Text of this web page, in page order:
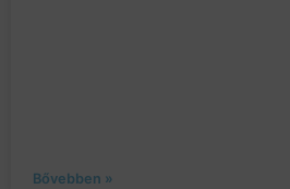
Bővebben »